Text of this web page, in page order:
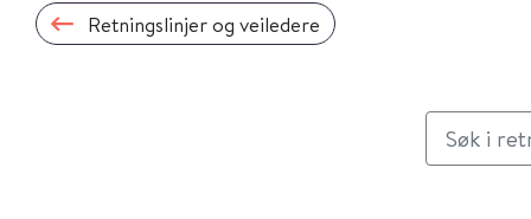
Retningslinjer og veiledere